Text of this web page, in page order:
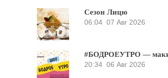
Сезон Лицю
06:04 07 Авг 2026
#БОДРОЕУТРО —
20:34 06 Авг 2026